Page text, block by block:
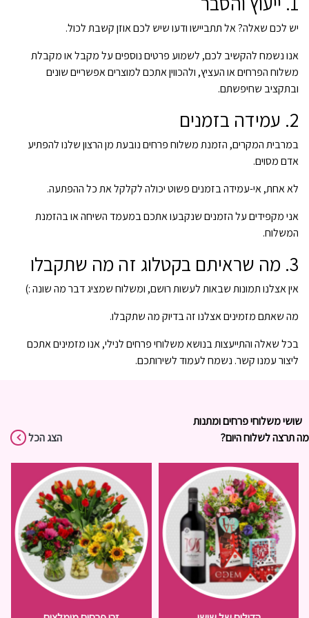
יש לכם שאלה? אל תתביישו ודעו שיש לכם אוזן קשבת לכול.
אנו נשמח להקשיב לכם, לשמוע פרטים נוספים על מקבל או מקבלת
משלוח הפרחים או העציץ, ולהכווין אתכם למוצרים אפשריים שונים
ובתקציב שחיפשתם.
2. עמידה בזמנים
במרבית המקרים, הזמנת משלוח פרחים נובעת מן הרצון שלנו להפתיע
אדם מסוים.
לא אחת, אי-עמידה בזמנים פשוט יכולה לקלקל את כל ההפתעה.
אני מקפידים על הזמנים שנקבעו אתכם במעמד השיחה או בהזמנת
המשלוח.
3. מה שראיתם בקטלוג זה מה שתקבלו
אין אצלנו תמונות שבאות לעשות רושם, ומשלוח שמציג דבר מה שונה :)
מה שאתם מזמינים אצלנו זה בדיוק מה שתקבלו.
בכל שאלה והתייעצות בנושא משלוחי פרחים לנילי, אנו מזמינים אתכם
ליצור עמנו קשר. נשמח לעמוד לשירותכם.
שושי משלוחי פרחים ומתנות
מה תרצה לשלוח היום?
הצג הכל